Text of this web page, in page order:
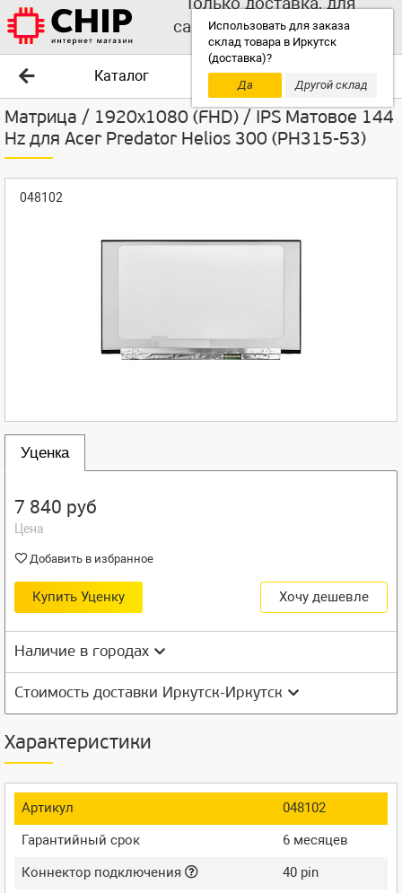
Использовать для заказа
склад товара в Иркутск
(доставка)?
Да
Другой склад
самовывоза выбирайте
другой склад!
Каталог
Матрица / 1920x1080 (FHD) / IPS Матовое 144
Hz для Acer Predator Helios 300 (PH315-53)
048102
Уценка
7 840 руб
Цена
Добавить в избранное
Купить Уценку Хочу дешевле
Наличие в городах
Стоимость доставки Иркутск-Иркутск
Характеристики
Артикул
048102
Гарантийный срок
6 месяцев
Коннектор подключения
40 pin